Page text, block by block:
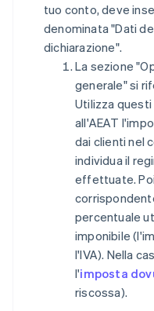
tuo conto, deve
denominata "Dati
dichiarazione".
La sezione
generale" si
Utilizza
all'AEAT
dai clienti nel
individua il
effettuate.
percentuale
imponibile
l'IVA). Nella
l'imposta
riscossa).